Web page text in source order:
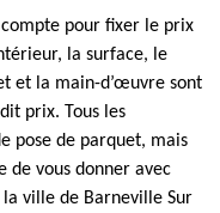
pour fixer le prix
la surface, le
et la main-d’œuvre sont
prix. Tous les
pose de parquet, mais
de vous donner avec
ville de Barneville Sur